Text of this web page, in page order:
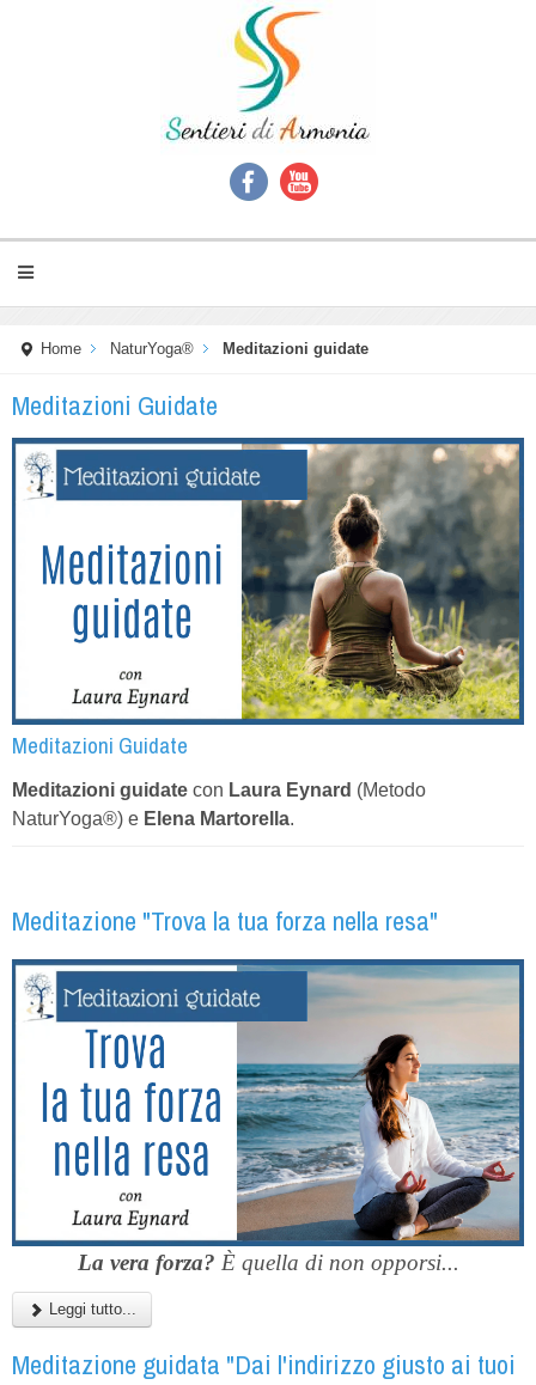
Home NaturYoga® Meditazioni guidate
Meditazioni Guidate
Meditazioni Guidate
Meditazioni guidate con Laura Eynard (Metodo
NaturYoga®) e Elena Martorella.
Meditazione "Trova la tua forza nella resa"
La vera forza? È quella di non opporsi...
Leggi tutto...
Meditazione guidata "Dai l'indirizzo giusto ai tuoi